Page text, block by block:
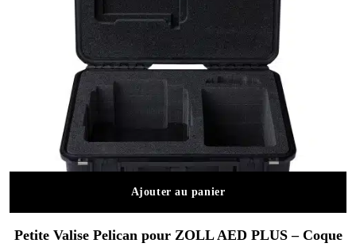
Ajouter au panier
Petite Valise Pelican pour ZOLL AED PLUS – Coque